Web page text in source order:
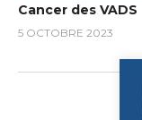
Cancer des VADS
5 OCTOBRE 2023